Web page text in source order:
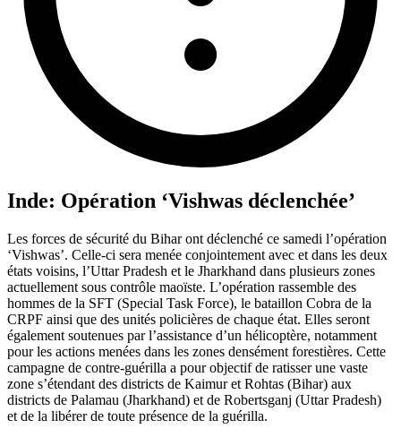
Inde: Opération ‘Vishwas déclenchée’
Les forces de sécurité du Bihar ont déclenché ce samedi l’opération
‘Vishwas’. Celle-ci sera menée conjointement avec et dans les deux
états voisins, l’Uttar Pradesh et le Jharkhand dans plusieurs zones
actuellement sous contrôle maoïste. L’opération rassemble des
hommes de la SFT (Special Task Force), le bataillon Cobra de la
CRPF ainsi que des unités policières de chaque état. Elles seront
également soutenues par l’assistance d’un hélicoptère, notamment
pour les actions menées dans les zones densément forestières. Cette
campagne de contre-guérilla a pour objectif de ratisser une vaste
zone s’étendant des districts de Kaimur et Rohtas (Bihar) aux
districts de Palamau (Jharkhand) et de Robertsganj (Uttar Pradesh)
et de la libérer de toute présence de la guérilla.